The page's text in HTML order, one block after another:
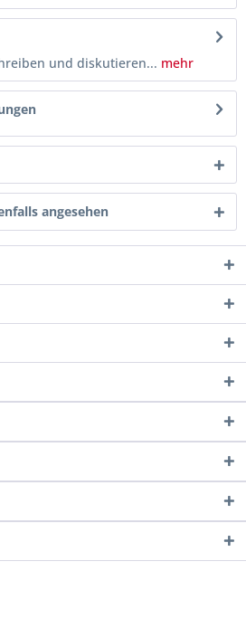
und diskutieren... mehr
angesehen